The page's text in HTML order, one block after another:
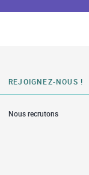
REJOIGNEZ-NOUS !
Nous recrutons